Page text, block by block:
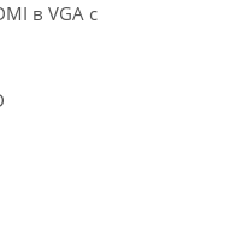
в VGA с